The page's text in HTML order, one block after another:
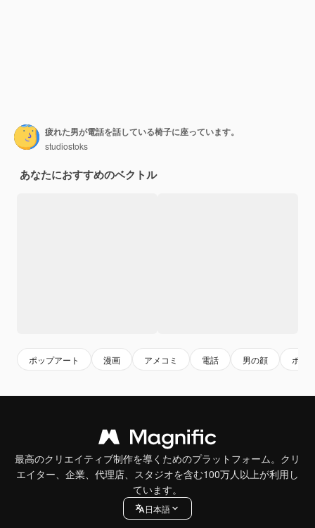
疲れた男が電話を話している椅子に座っています。
studiostoks
あなたにおすすめのベクトル
ポップアート 漫画 アメコミ 電話 男の顔 ポッ
最高のクリエイティブ制作を導くためのプラットフォーム。クリ
エイター、企業、代理店、スタジオを含む100万人以上が利用し
ています。
日本語